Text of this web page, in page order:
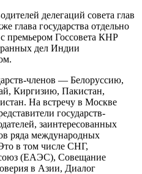
делегаций совета глав
глава государства отдельно
премьером Госсовета КНР
дел Индии
членов — Белоруссию,
Киргизию, Пакистан,
На встречу в Москве
государств-
заинтересованных
ряда международных
в том числе СНГ,
(ЕАЭС), Совещание
в Азии, Диалог